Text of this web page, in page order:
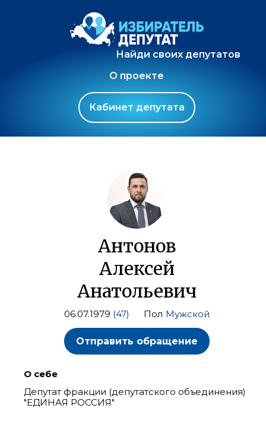
Найди своих депутатов
О проекте
Кабинет депутата
Антонов
Алексей
Анатольевич
06.07.1979 (47) Пол Мужской
Отправить обращение
О себе
Депутат фракции (депутатского объединения)
"ЕДИНАЯ РОССИЯ"